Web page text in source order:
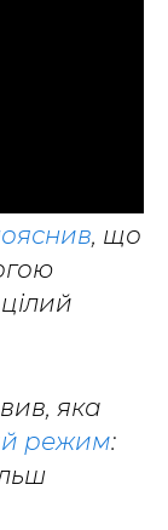
, що
яка
режим: